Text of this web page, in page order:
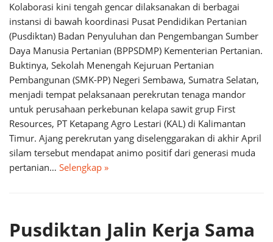
Kolaborasi kini tengah gencar dilaksanakan di berbagai
instansi di bawah koordinasi Pusat Pendidikan Pertanian
(Pusdiktan) Badan Penyuluhan dan Pengembangan Sumber
Daya Manusia Pertanian (BPPSDMP) Kementerian Pertanian.
Buktinya, Sekolah Menengah Kejuruan Pertanian
Pembangunan (SMK-PP) Negeri Sembawa, Sumatra Selatan,
menjadi tempat pelaksanaan perekrutan tenaga mandor
untuk perusahaan perkebunan kelapa sawit grup First
Resources, PT Ketapang Agro Lestari (KAL) di Kalimantan
Timur. Ajang perekrutan yang diselenggarakan di akhir April
silam tersebut mendapat animo positif dari generasi muda
pertanian… Selengkap »
Pusdiktan Jalin Kerja Sama